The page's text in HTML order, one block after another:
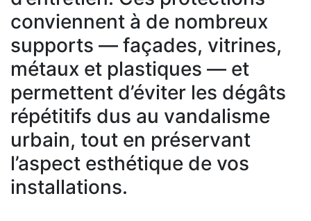
conviennent à de nombreux
supports — façades, vitrines,
métaux et plastiques — et
permettent d’éviter les dégâts
répétitifs dus au vandalisme
urbain, tout en préservant
l’aspect esthétique de vos
installations.